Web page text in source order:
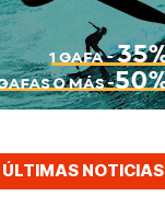
ÚLTIMAS NOTICIAS